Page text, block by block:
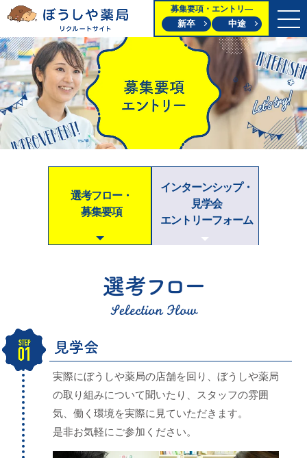
募集要項・エントリ―
新卒 中途
選考フロー・
募集要項
インターンシップ・
見学会
エントリーフォーム
実際にぼうしや薬局の店舗を回り、ぼうしや薬局
の取り組みについて聞いたり、スタッフの雰囲
気、働く環境を実際に見ていただきます。
是非お気軽にご参加ください。